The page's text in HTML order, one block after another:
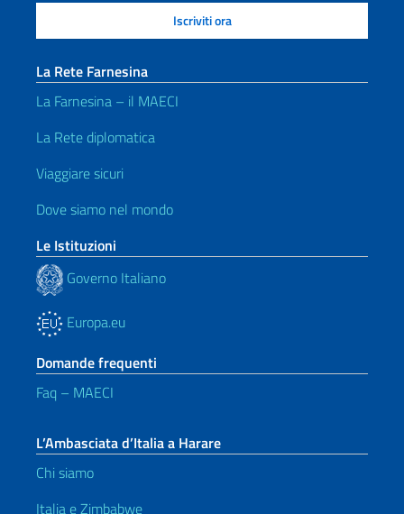
La Rete Farnesina
La Farnesina – il MAECI
La Rete diplomatica
Viaggiare sicuri
Dove siamo nel mondo
Le Istituzioni
Governo Italiano
Europa.eu
Domande frequenti
Faq – MAECI
L’Ambasciata d’Italia a Harare
Chi siamo
Italia e Zimbabwe